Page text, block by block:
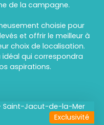
de la campagne.
choisie pour
et offrir le meilleur à
choix de localisation.
idéal qui correspondra
aspirations.
Exclusivité